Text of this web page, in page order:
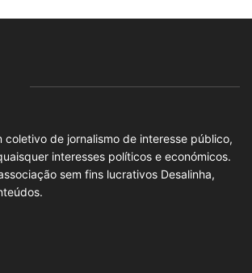
coletivo de jornalismo de interesse público,
interesses políticos e económicos.
sem fins lucrativos Desalinha,